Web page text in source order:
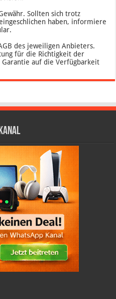
Sollten sich trotz
haben, informiere
des jeweiligen Anbieters.
für die Richtigkeit der
auf die Verfügbarkeit